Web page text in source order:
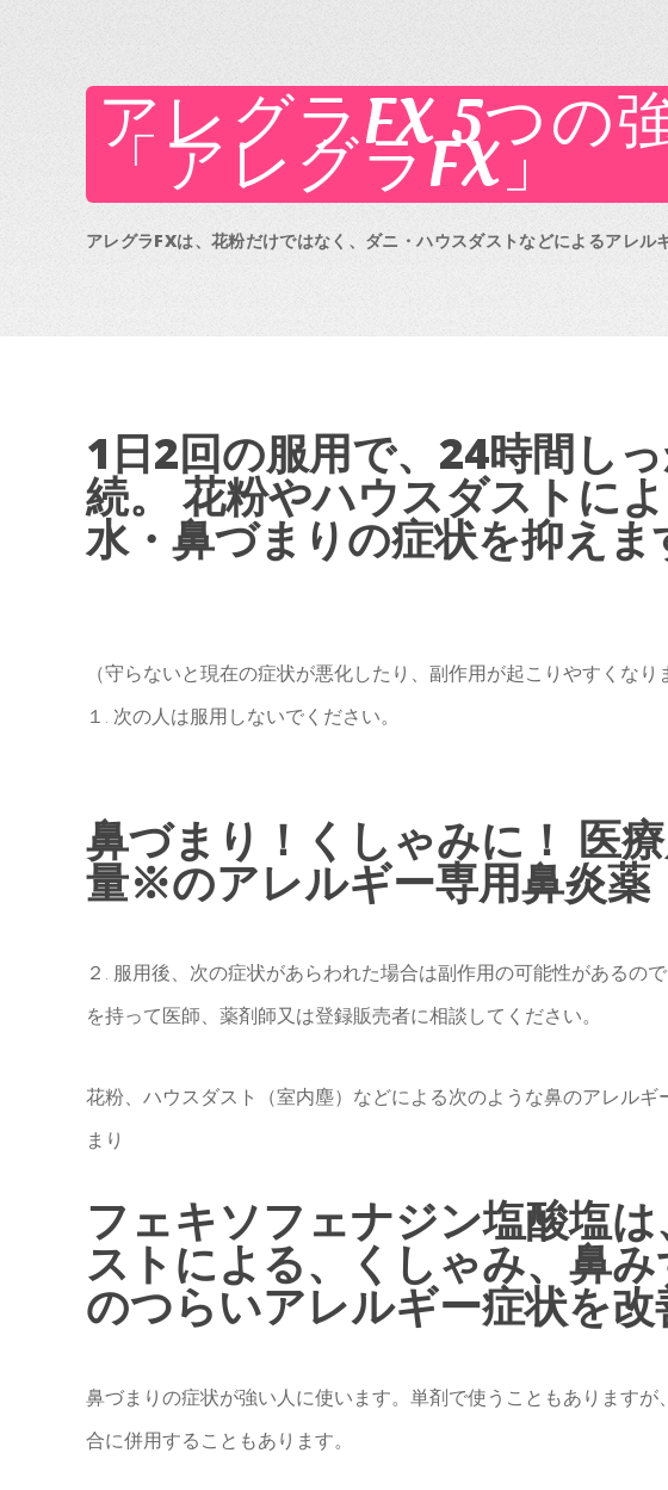
アレグラFX 5つの
「アレグラFX」
アレグラFXは、花粉だけではなく、ダニ・ハウスダストなどによるアレル
1日2回の服用で、24時間し
続。 花粉やハウスダストに
水・鼻づまりの症状を抑えま
（守らないと現在の症状が悪化したり、副作用が起こりやすくなり
１. 次の人は服用しないでください。
鼻づまり！くしゃみに！ 医
量※のアレルギー専用鼻炎薬
２. 服用後、次の症状があらわれた場合は副作用の可能性があるの
を持って医師、薬剤師又は登録販売者に相談してください。
花粉、ハウスダスト（室内塵）などによる次のような鼻のアレル
まり
フェキソフェナジン塩酸塩
ストによる、くしゃみ、鼻
のつらいアレルギー症状を改
鼻づまりの症状が強い人に使います。単剤で使うこともあります
合に併用することもあります。